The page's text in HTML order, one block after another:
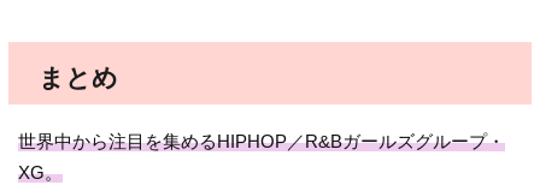
まとめ
世界中から注目を集めるHIPHOP／R&Bガールズグループ・
XG。